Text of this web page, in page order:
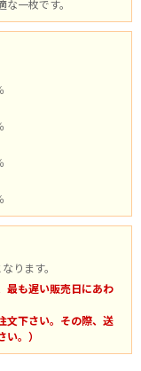
一枚です。
ります。
最も遅い販売日にあわ
文下さい。その際、送
。）